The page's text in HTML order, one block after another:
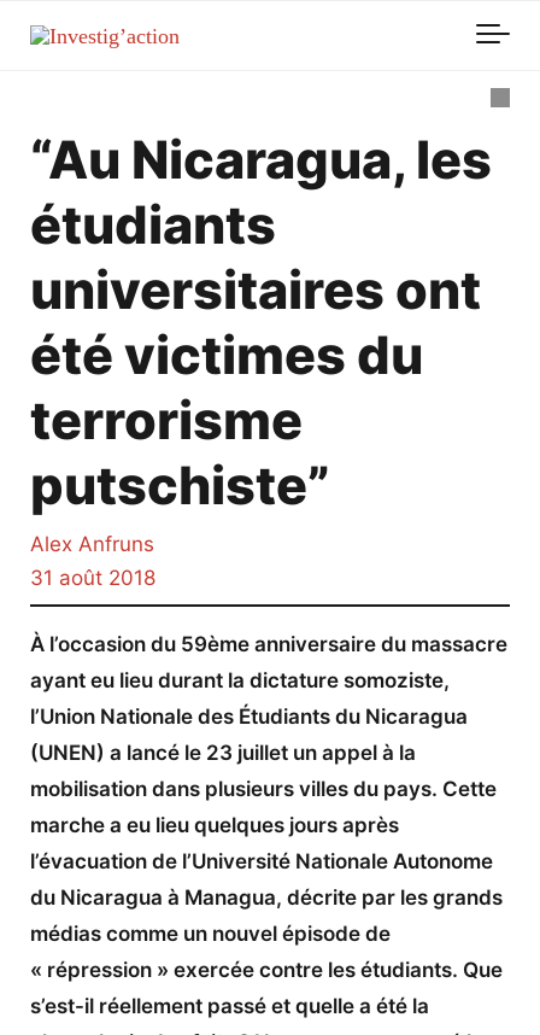
“Au Nicaragua, les
étudiants
universitaires ont
été victimes du
terrorisme
putschiste”
Alex Anfruns
31 août 2018
À l’occasion du 59ème anniversaire du massacre
ayant eu lieu durant la dictature somoziste,
l’Union Nationale des Étudiants du Nicaragua
(UNEN) a lancé le 23 juillet un appel à la
mobilisation dans plusieurs villes du pays. Cette
marche a eu lieu quelques jours après
l’évacuation de l’Université Nationale Autonome
du Nicaragua à Managua, décrite par les grands
médias comme un nouvel épisode de
« répression » exercée contre les étudiants. Que
s’est-il réellement passé et quelle a été la